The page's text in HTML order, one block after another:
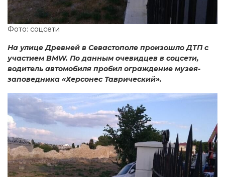
Фото: соцсети
На улице Древней в Севастополе произошло ДТП с
участием BMW. По данным очевидцев в соцсети,
водитель автомобиля пробил ограждение музея-
заповедника «Херсонес Таврический».